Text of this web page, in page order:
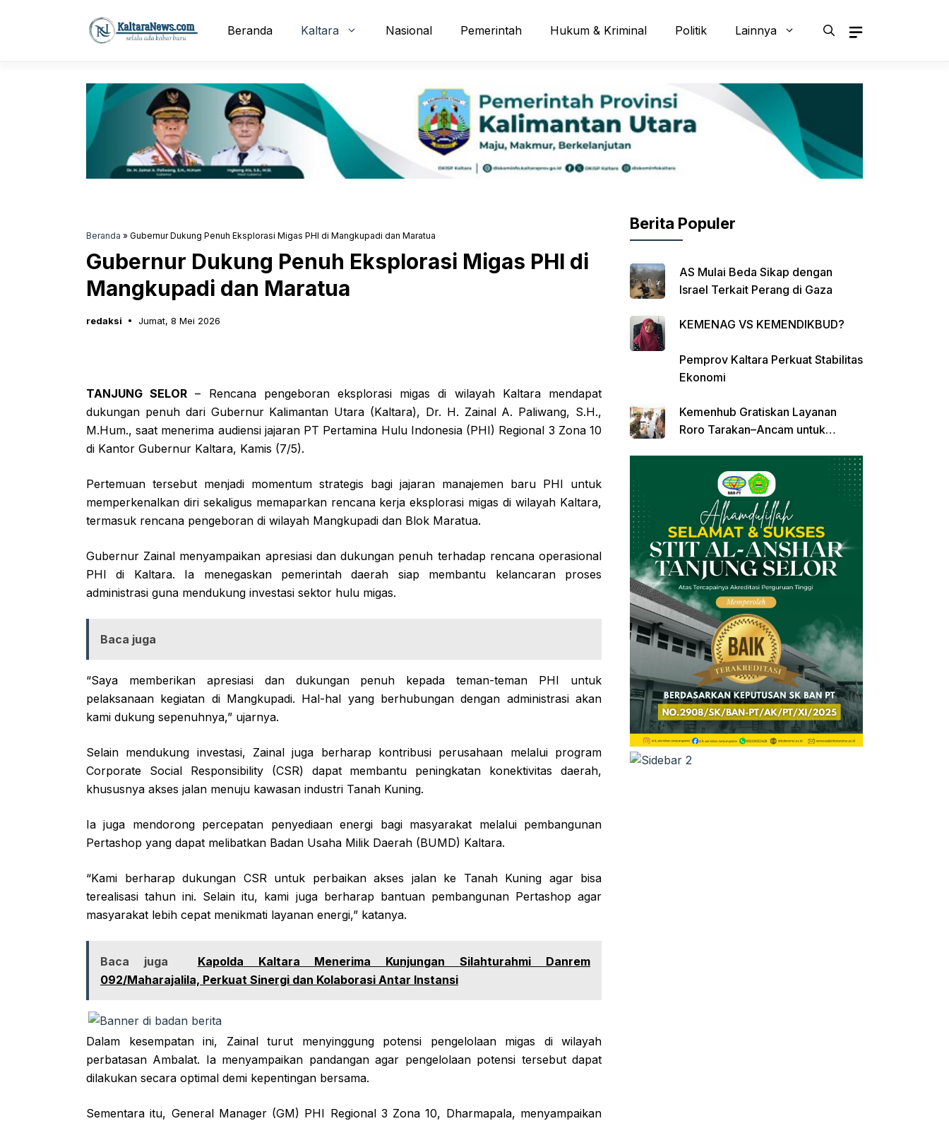
Beranda Kaltara Nasional Pemerintah Hukum & Kriminal Politik Lainnya
Beranda » Gubernur Dukung Penuh Eksplorasi Migas PHI di Mangkupadi dan Maratua
Gubernur Dukung Penuh Eksplorasi Migas PHI di
Mangkupadi dan Maratua
redaksi Jumat, 8 Mei 2026
TANJUNG SELOR – Rencana pengeboran eksplorasi migas di wilayah Kaltara mendapat
dukungan penuh dari Gubernur Kalimantan Utara (Kaltara), Dr. H. Zainal A. Paliwang, S.H.,
M.Hum., saat menerima audiensi jajaran PT Pertamina Hulu Indonesia (PHI) Regional 3 Zona 10
di Kantor Gubernur Kaltara, Kamis (7/5).
Pertemuan tersebut menjadi momentum strategis bagi jajaran manajemen baru PHI untuk
memperkenalkan diri sekaligus memaparkan rencana kerja eksplorasi migas di wilayah Kaltara,
termasuk rencana pengeboran di wilayah Mangkupadi dan Blok Maratua.
Gubernur Zainal menyampaikan apresiasi dan dukungan penuh terhadap rencana operasional
PHI di Kaltara. Ia menegaskan pemerintah daerah siap membantu kelancaran proses
administrasi guna mendukung investasi sektor hulu migas.
Baca juga
“Saya memberikan apresiasi dan dukungan penuh kepada teman-teman PHI untuk
pelaksanaan kegiatan di Mangkupadi. Hal-hal yang berhubungan dengan administrasi akan
kami dukung sepenuhnya,” ujarnya.
Selain mendukung investasi, Zainal juga berharap kontribusi perusahaan melalui program
Corporate Social Responsibility (CSR) dapat membantu peningkatan konektivitas daerah,
khususnya akses jalan menuju kawasan industri Tanah Kuning.
Ia juga mendorong percepatan penyediaan energi bagi masyarakat melalui pembangunan
Pertashop yang dapat melibatkan Badan Usaha Milik Daerah (BUMD) Kaltara.
“Kami berharap dukungan CSR untuk perbaikan akses jalan ke Tanah Kuning agar bisa
terealisasi tahun ini. Selain itu, kami juga berharap bantuan pembangunan Pertashop agar
masyarakat lebih cepat menikmati layanan energi,” katanya.
Baca juga
Kapolda Kaltara Menerima Kunjungan Silahturahmi Danrem
092/Maharajalila, Perkuat Sinergi dan Kolaborasi Antar Instansi
Dalam kesempatan ini, Zainal turut menyinggung potensi pengelolaan migas di wilayah
perbatasan Ambalat. Ia menyampaikan pandangan agar pengelolaan potensi tersebut dapat
dilakukan secara optimal demi kepentingan bersama.
Sementara itu, General Manager (GM) PHI Regional 3 Zona 10, Dharmapala, menyampaikan
Berita Populer
AS Mulai Beda Sikap dengan
Israel Terkait Perang di Gaza
KEMENAG VS KEMENDIKBUD?
Pemprov Kaltara Perkuat Stabilitas
Ekonomi
Kemenhub Gratiskan Layanan
Roro Tarakan–Ancam untuk